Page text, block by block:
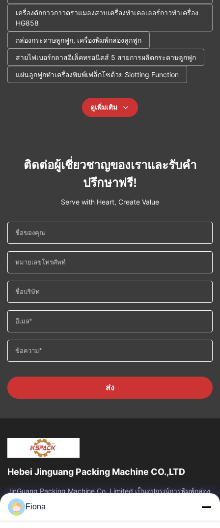
เครื่องดักกาวกาวตราแมลงสาบเครื่องทำเคลเลอร์กาวทำเครื่อง
HG858
กล่องกระดาษลูกฟูก, เครื่องพิมพ์กล่องลูกฟูก
สายไฟเบอร์กลาสอีเล็คทรอนิคส์ 5 สายการผลิตกระดาษลูกฟูก
แผ่นลูกฟูกทำเครื่องพิมพ์เฟล็กโซด้วย Slotting Function
ดูเพิ่มเติม
ติดต่อผู้เชี่ยวชาญของเราและรับคำ
ปรึกษาฟรี!
Serve with Heart, Create Value
ส่ง
Hebei Jinguang Packing Machine CO.,LTD
JinGuang Packing Machine Co. Limited เป็นอุปกรณ์การพิมพ์กล่อง
กระดาษลูกฟูกแบบมืออาชีพและเครื่องจักรที่เกี่ยวข้องสำหรับการผลิต
กล่องมากกว่าสิบปี
ลิงค์ด่วน
Fiona